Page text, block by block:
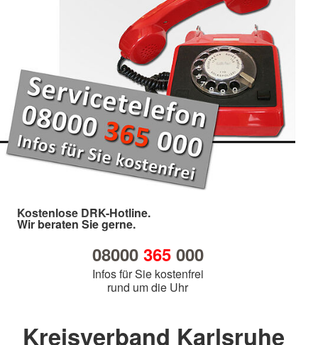
Kostenlose DRK-Hotline.
Wir beraten Sie gerne.
08000 365000
Infos für Sie kostenfrei
rund um die Uhr
Kreisverband Karlsruhe